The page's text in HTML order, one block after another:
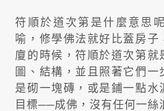
符順於道次第是什麼意思
喻，修學佛法就好比蓋房子
廈的時候，符順於道次第就
圖、結構，並且照著它們
是砌一塊磚，或是鋪一點水
目標──成佛，沒有任何一絲